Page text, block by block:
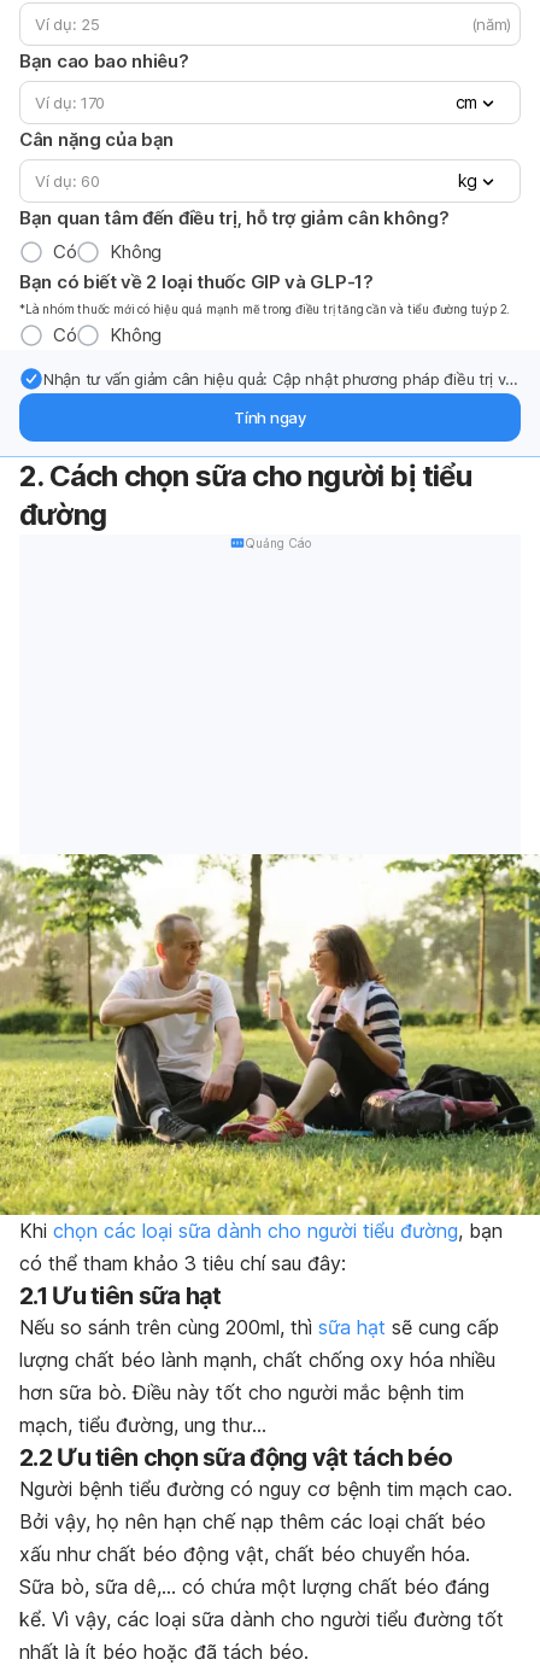
(năm)
Bạn cao bao nhiêu?
cm
Cân nặng của bạn
kg
Bạn quan tâm đến điều trị, hỗ trợ giảm cân không?
Có
Không
Bạn có biết về 2 loại thuốc GIP và GLP-1?
*Là nhóm thuốc mới có hiệu quả mạnh mẽ trong điều trị tăng cần và tiểu đường tuýp 2.
Có Không
Nhận tư vấn giảm cân hiệu quả: Cập nhật phương pháp điều trị và
Tính ngay
2. Cách chọn sữa cho người bị tiểu
đường
Quảng Cáo
Khi chọn các loại sữa dành cho người tiểu đường, bạn
có thể tham khảo 3 tiêu chí sau đây:
2.1 Ưu tiên sữa hạt
Nếu so sánh trên cùng 200ml, thì sữa hạt sẽ cung cấp
lượng chất béo lành mạnh, chất chống oxy hóa nhiều
hơn sữa bò. Điều này tốt cho người mắc bệnh tim
mạch, tiểu đường, ung thư…
2.2 Ưu tiên chọn sữa động vật tách béo
Người bệnh tiểu đường có nguy cơ bệnh tim mạch cao.
Bởi vậy, họ nên hạn chế nạp thêm các loại chất béo
xấu như chất béo động vật, chất béo chuyển hóa.
Sữa bò, sữa dê,… có chứa một lượng chất béo đáng
kể. Vì vậy, các loại sữa dành cho người tiểu đường tốt
nhất là ít béo hoặc đã tách béo.